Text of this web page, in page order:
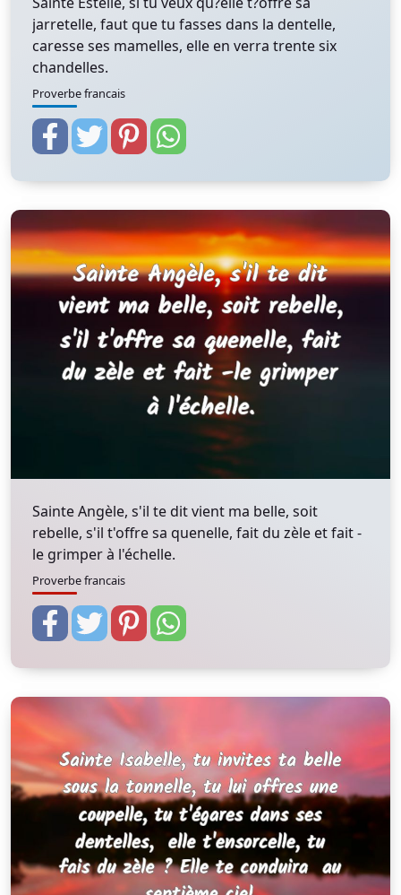
jarretelle, faut que tu fasses dans la dentelle,
caresse ses mamelles, elle en verra trente six
chandelles.
Proverbe francais
Sainte Angèle, s'il te dit vient ma belle, soit
rebelle, s'il t'offre sa quenelle, fait du zèle et fait -
le grimper à l'échelle.
Proverbe francais